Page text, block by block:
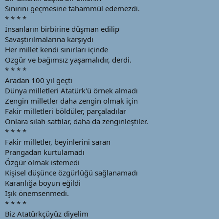
n
h
Sınırını geçmesine tahammül edemezdi.
* * * *
İnsanların birbirine düşman edilip
Savaştırılmalarına karşıydı
Her millet kendi sınırları içinde
Özgür ve bağımsız yaşamalıdır, derdi.
* * * *
Aradan 100 yıl geçti
Dünya milletleri Atatürk'ü örnek almadı
Zengin milletler daha zengin olmak için
Fakir milletleri böldüler, parçaladılar
Onlara silah sattılar, daha da zenginleştiler.
* * * *
Fakir milletler, beyinlerini saran
Prangadan kurtulamadı
Özgür olmak istemedi
Kişisel düşünce özgürlüğü sağlanamadı
Karanlığa boyun eğildi
Işık önemsenmedi.
* * * *
Biz Atatürkçüyüz diyelim